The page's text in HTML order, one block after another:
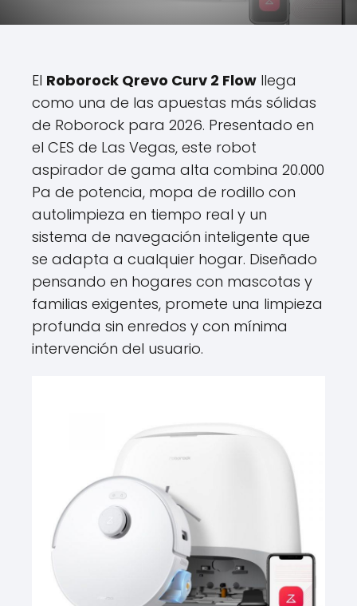
El Roborock Qrevo Curv 2 Flow llega
como una de las apuestas más sólidas
de Roborock para 2026. Presentado en
el CES de Las Vegas, este robot
aspirador de gama alta combina 20.000
Pa de potencia, mopa de rodillo con
autolimpieza en tiempo real y un
sistema de navegación inteligente que
se adapta a cualquier hogar. Diseñado
pensando en hogares con mascotas y
familias exigentes, promete una limpieza
profunda sin enredos y con mínima
intervención del usuario.